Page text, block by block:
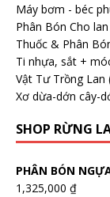
Máy bơm - béc
Phân Bón Cho lan
Thuốc & Phân
Ti nhựa, sắt +
Vật Tư Trồng Lan
Xơ dừa-dớn cây-
SHOP RỪNG
PHÂN BÓN
1,325,000 ₫